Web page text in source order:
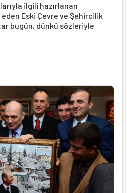
ilgili hazırlanan
Eski Çevre ve Şehircilik
bugün, dünkü sözleriyle